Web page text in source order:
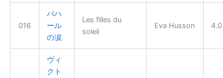
016
バハ
ール
の涙
Les filles du
soleil
Eva Husson 4.0
ヴィ
クト